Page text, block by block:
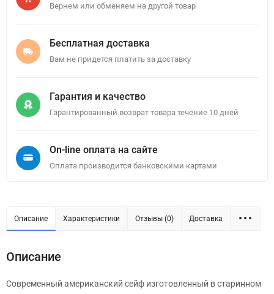
Вернем или обменяем на другой товар
Бесплатная доставка
Вам не придется платить за доставку
Гарантия и качество
Гарантированный возврат товара течение 10 дней
On-line оплата на сайте
Оплата производится банковскими картами
Описание Характеристики Отзывы (0) Доставка
Описание
Современный американский сейф изготовленный в старинном